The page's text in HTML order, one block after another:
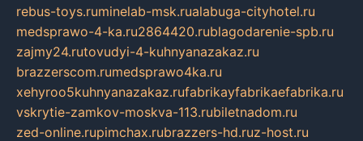
rebus-toys.ruminelab-msk.rualabuga-cityhotel.ru
medsprawo-4-ka.ru2864420.rublagodarenie-spb.ru
zajmy24.rutovudyi-4-kuhnyanazakaz.ru
brazzerscom.rumedsprawo4ka.ru
xehyroo5kuhnyanazakaz.rufabrikayfabrikaefabrika.ru
vskrytie-zamkov-moskva-113.rubiletnadom.ru
zed-online.rupimchax.rubrazzers-hd.ruz-host.ru